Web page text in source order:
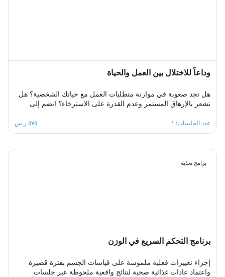
وداعاً للاختلال بين العمل والحياة
هل تجد صعوبة في موازنة متطلبات العمل مع حياتك الشخصية؟ هل
تشعر بالإرهاق المستمر وعدم القدرة على الاسترخاء؟ انضم إلى
من خلال مشاركة تجاربك مع الآخرين، تبادل الحلول، وتطبيق
استراتيجيات فعالة لتحقيق الانسجام بين العمل والحياة في بيئة
عدد الجلسات: ١ ٥٧٥ ر.س
برامج تغذية
برنامج التحكم السريع في الوزن
إجراء تغييرات فعلية ملموسة على قياسات الجسم بفترة قصيرة
واعتماد عادات غذائية صحية لنتائج واقعية ملحوظة عبر جلسات